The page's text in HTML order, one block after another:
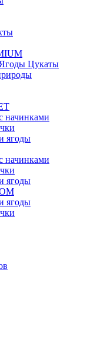
Цукаты
начинками
ягоды
начинками
ягоды
ягоды